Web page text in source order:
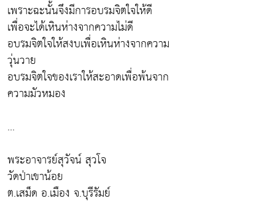
เพราะฉะนั้นจึงมีการอบรมจิตใจให้ดี
เพื่อจะได้เหินห่างจากความไม่ดี
อบรมจิตใจให้สงบเพื่อเหินห่างจากความ
วุ่นวาย
อบรมจิตใจของเราให้สะอาดเพื่อพ้นจาก
ความมัวหมอง
...
พระอาจารย์สุวัจน์ สุวโจ
วัดป่าเขาน้อย
ต.เสม็ด อ.เมือง จ.บุรีรัมย์